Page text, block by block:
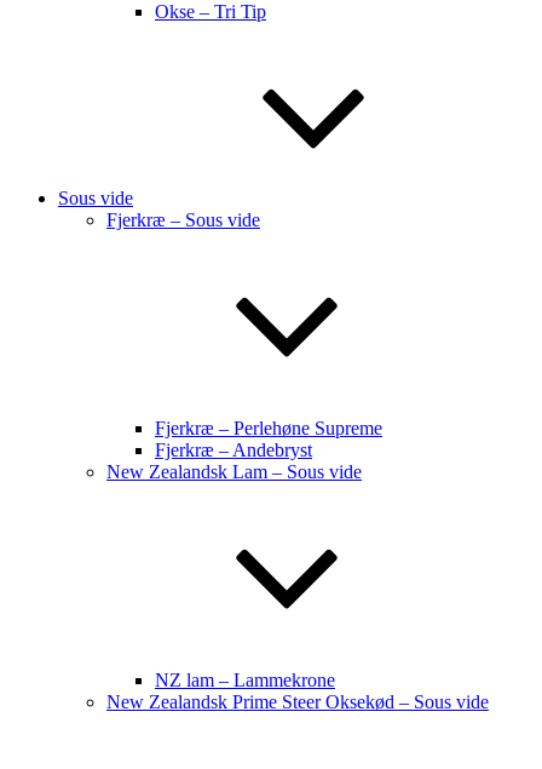
Okse – Tri Tip
Sous vide
Fjerkræ – Sous vide
Fjerkræ – Perlehøne Supreme
Fjerkræ – Andebryst
New Zealandsk Lam – Sous vide
NZ lam – Lammekrone
New Zealandsk Prime Steer Oksekød – Sous vide